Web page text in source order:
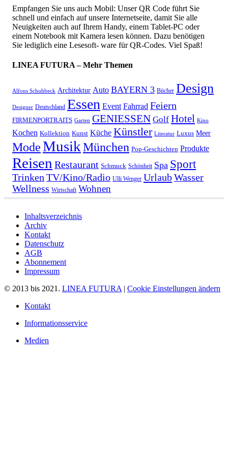
Empfangen Sie uns auch Mobil: Unser QR Code führt Sie
schnell und einfach auf unsere Internetseite, damit Sie alle
Neuigkeiten auch auf Ihrem Handy, einem Tablet-PC oder
einem Notebook mit Kamera lesen können. Dazu benötigen
Sie lediglich eine Lesesoft- ware für QR-Codes. Viel Spaß!
LINEA FUTURA – Mehr Themen
Alfons Schuhbeck Architektur Auto BAYERN 3 Bücher Design
Designer Deutschland Essen Event Fahrrad Feiern
FIRMENPORTRAITS Garten GENIESSEN Golf Hotel Kino
Kochen Kollektion Kunst Küche Künstler Literatur Luxus Meer
ModeMusikMünchen Pop-Geschichten Produkte
Reisen Restaurant Schmuck Schönheit Spa Sport
Trinken TV/Kino/Radio Ulli Wenger UrlaubWasser
Wellness Wirtschaft Wohnen
Inhaltsverzeichnis
Archiv
Kontakt
Datenschutz
AGB
Abonnement
Impressum
© 2013 bis 2021. LINEA FUTURA | Cookie Einstellungen ändern
Kontakt
Informationsservice
Medien